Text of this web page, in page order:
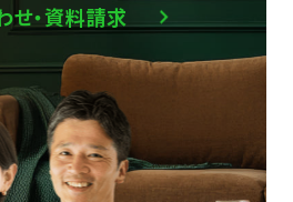
せ・資料請求